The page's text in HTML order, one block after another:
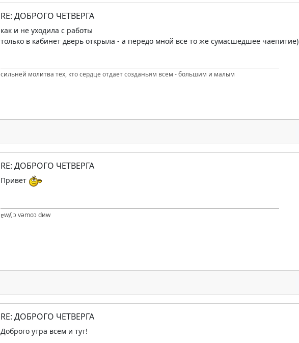
RE: ДОБРОГО ЧЕТВЕРГА
как и не уходила с работы
только в кабинет дверь открыла - а передо мной все то же сумасшедшее чаепитие)
сильней молитва тех, кто сердце отдает созданьям всем - большим и малым
RE: ДОБРОГО ЧЕТВЕРГА
Привет
ɐwʎ ɔ vǝmоɔ dиw
RE: ДОБРОГО ЧЕТВЕРГА
Доброго утра всем и тут!